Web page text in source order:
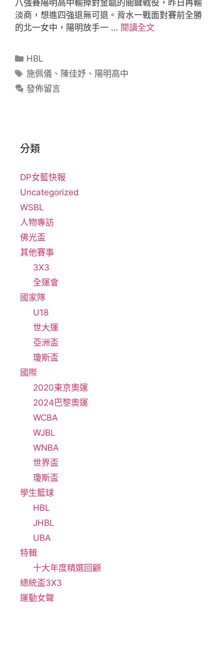
八強賽陽明高中輸掉對金甌的關鍵戰役，昨日再輸
淡商，想進四強退無可退。背水一戰面對賽前全勝
的北一女中，陽明放手一 … 閱讀全文
HBL
施佩儀 、 陳佳妤 、 陽明高中
發佈留言
分類
DP女籃快報
Uncategorized
WSBL
人物專訪
佛光盃
其他賽事
3X3
全運會
國家隊
U18
世大運
亞洲盃
瓊斯盃
國際
2020東京奧運
2024巴黎奧運
WCBA
WJBL
WNBA
世界盃
瓊斯盃
學生籃球
HBL
JHBL
UBA
特輯
十大年度精選回顧
總統盃3X3
運動女聲